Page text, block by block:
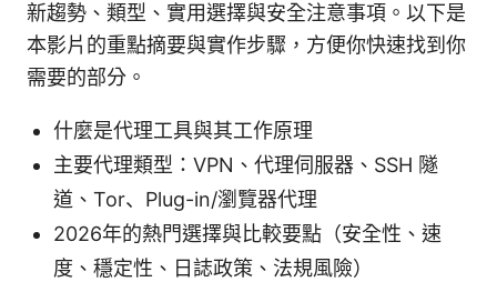
新趨勢、類型、實用選擇與安全注意事項。以下是
本影片的重點摘要與實作步驟，方便你快速找到你
需要的部分。
什麼是代理工具與其工作原理
主要代理類型：VPN、代理伺服器、SSH 隧
道、Tor、Plug-in/瀏覽器代理
2026年的熱門選擇與比較要點（安全性、速
度、穩定性、日誌政策、法規風險）